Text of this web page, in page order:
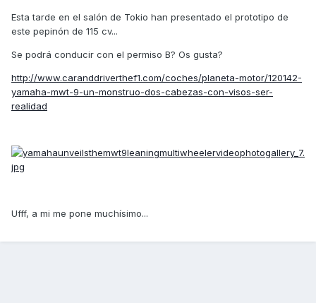
Esta tarde en el salón de Tokio han presentado el prototipo de
este pepinón de 115 cv...
Se podrá conducir con el permiso B? Os gusta?
http://www.caranddriverthef1.com/coches/planeta-motor/120142-
yamaha-mwt-9-un-monstruo-dos-cabezas-con-visos-ser-
realidad
Ufff, a mi me pone muchísimo...